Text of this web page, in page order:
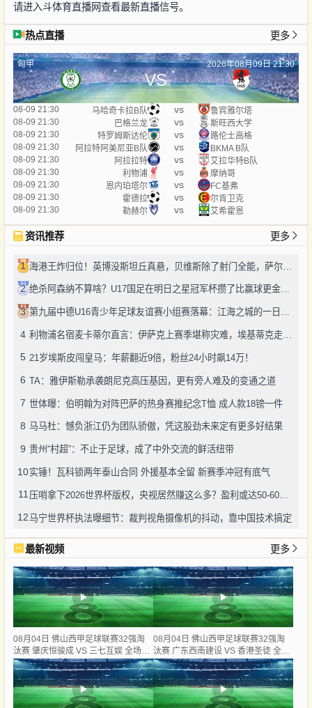
请进入斗体育直播网查看最新直播信号。
热点直播 更多
匈甲 2026年08月09日 21:30
VS
08-09 21:30 马哈奇卡拉B队 vs
鲁宾雅尔塔
08-09 21:30
巴格兰龙 vs
斯旺西大学
08-09 21:30
特罗姆斯达伦 vs
路伦士高格
08-09 21:30
阿拉特阿美尼亚B队 vs
BKMA B队
08-09 21:30
阿拉拉特 vs
艾拉华特B队
08-09 21:30
利物浦 vs
摩纳哥
08-09 21:30
恩内珀塔尔 vs
FC基弗
08-09 21:30
霍德拉 vs
尔肯卫克
08-09 21:30
勒赫尔 vs 艾希霍恩
资讯推荐 更多
1 海港王炸归位！英博没斯坦丘真悬，贝维斯除了射门全能，萨尔瓦多太对味
2 绝杀阿森纳不算啥？U17国足在明日之星冠军杯攒了比赢球更金的成长
3 第九届中德U16青少年足球友谊赛小组赛落幕：江海之城的一日绿茵鏖战
4 利物浦名宿麦卡蒂尔直言：伊萨克上赛季堪称灾难，埃基蒂克走红挫伤其自尊
5 21岁埃斯皮闯皇马：年薪翻近9倍，粉丝24小时飙14万！
6 TA：雅伊斯勒承袭朗尼克高压基因，更有旁人难及的变通之道
7 世体曝：伯明翰为对阵巴萨的热身赛推纪念T恤 成人款18镑一件
8 马马杜：憾负浙江仍为团队骄傲，凭这股劲未来定有更多好结果
9 贵州“村超”：不止于足球，成了中外交流的鲜活纽带
10实锤！瓦科锁两年泰山合同 外援基本全留 新赛季冲冠有底气
11 压哨拿下2026世界杯版权，央视居然赚这么多？盈利或达50-60亿！
12马宁世界杯执法曝细节：裁判视角摄像机的抖动，靠中国技术搞定
最新视频 更多
08月04日 佛山西甲足球联赛32强淘
汰赛 肇庆恒骏成 VS 三七互娱 全场录
像
08月04日 佛山西甲足球联赛32强淘
汰赛 广东西南建设 VS 香港圣徒 全场
录像